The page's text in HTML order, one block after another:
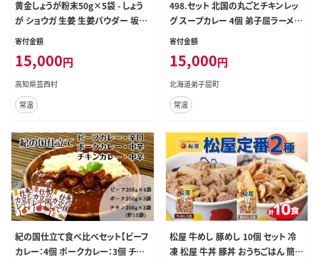
黄金しょうが粉末50g×5袋 - しょう
が ショウガ 生姜 生姜パウダー 坂田
信夫商店 黄金しょうが 高知 国産 料
とのうぜい 故郷納税 15000円 返礼
品
寄付金額
15,000円
高知県芸西村
常温
498.セット 北国の丸ごとチキンレッ
グ スープカレー 4個 弟子屈ラーメン
醤油 味噌 各2食入 2種 送料無料 北
寄付金額
15,000円
北海道弟子屈町
常温
紀の国仕立て食べ比べセット【ビーフ
カレー：4個 ポークカレー：3個 チキ
松屋 牛めし 豚めし 10個 セット 冷
凍 松屋 牛丼 豚丼 おうちごはん 簡単